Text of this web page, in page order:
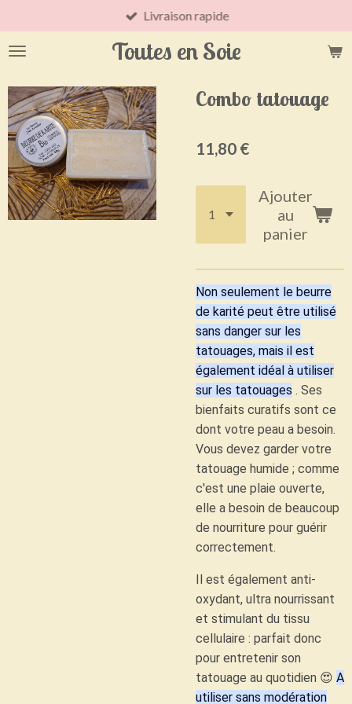
au
contenu
Toutes en Soie
Livraison rapide
Combo tatouage
11,80 €
Ajouter
au
panier
Non seulement le beurre
de karité peut être utilisé
sans danger sur les
tatouages, mais il est
également idéal à utiliser
sur les tatouages . Ses
bienfaits curatifs sont ce
dont votre peau a besoin.
Vous devez garder votre
tatouage humide ; comme
c'est une plaie ouverte,
elle a besoin de beaucoup
de nourriture pour guérir
correctement.
Il est également anti-
oxydant, ultra nourrissant
et stimulant du tissu
cellulaire : parfait donc
pour entretenir son
tatouage au quotidien 😍 A
utiliser sans modération